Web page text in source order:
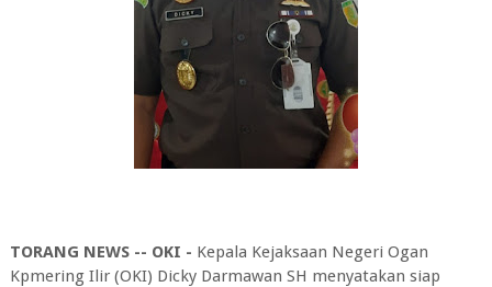
TORANG NEWS -- OKI - Kepala Kejaksaan Negeri Ogan
Kpmering Ilir (OKI) Dicky Darmawan SH menyatakan siap